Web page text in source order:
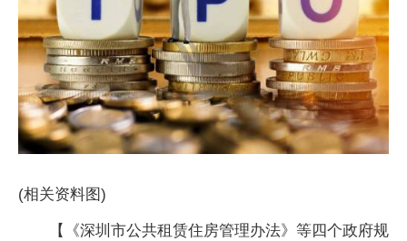
(相关资料图)
【《深圳市公共租赁住房管理办法》等四个政府规